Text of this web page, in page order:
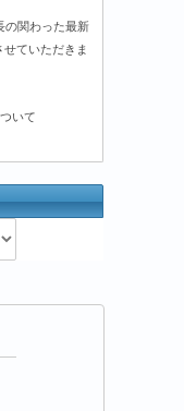
の関わった最新
ていただきま
いて